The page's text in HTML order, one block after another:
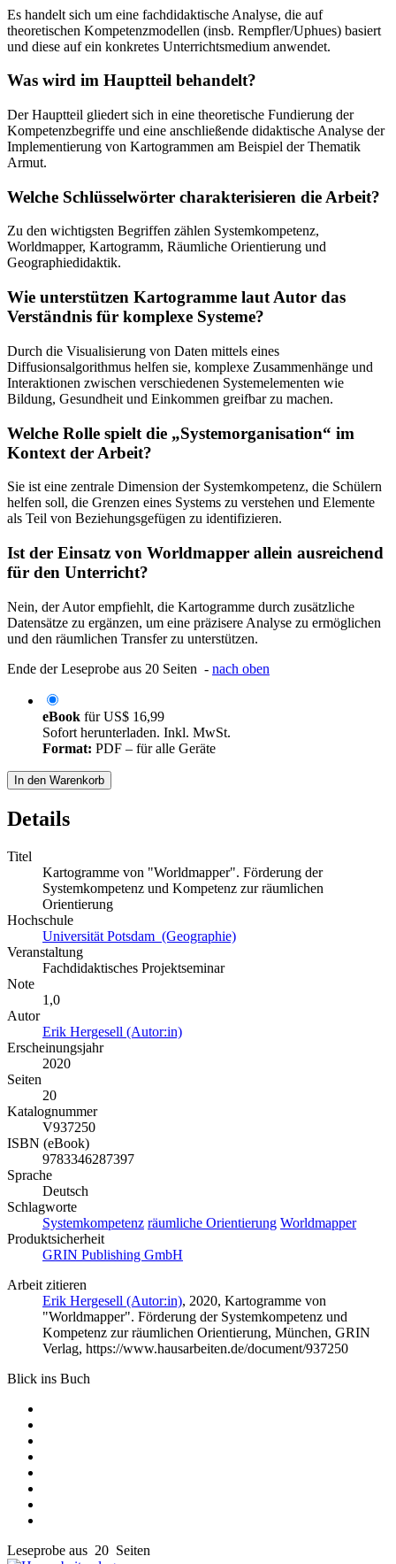
Es handelt sich um eine fachdidaktische Analyse, die auf
theoretischen Kompetenzmodellen (insb. Rempfler/Uphues) basiert
und diese auf ein konkretes Unterrichtsmedium anwendet.
Was wird im Hauptteil behandelt?
Der Hauptteil gliedert sich in eine theoretische Fundierung der
Kompetenzbegriffe und eine anschließende didaktische Analyse der
Implementierung von Kartogrammen am Beispiel der Thematik
Armut.
Welche Schlüsselwörter charakterisieren die Arbeit?
Zu den wichtigsten Begriffen zählen Systemkompetenz,
Worldmapper, Kartogramm, Räumliche Orientierung und
Geographiedidaktik.
Wie unterstützen Kartogramme laut Autor das
Verständnis für komplexe Systeme?
Durch die Visualisierung von Daten mittels eines
Diffusionsalgorithmus helfen sie, komplexe Zusammenhänge und
Interaktionen zwischen verschiedenen Systemelementen wie
Bildung, Gesundheit und Einkommen greifbar zu machen.
Welche Rolle spielt die „Systemorganisation“ im
Kontext der Arbeit?
Sie ist eine zentrale Dimension der Systemkompetenz, die Schülern
helfen soll, die Grenzen eines Systems zu verstehen und Elemente
als Teil von Beziehungsgefügen zu identifizieren.
Ist der Einsatz von Worldmapper allein ausreichend
für den Unterricht?
Nein, der Autor empfiehlt, die Kartogramme durch zusätzliche
Datensätze zu ergänzen, um eine präzisere Analyse zu ermöglichen
und den räumlichen Transfer zu unterstützen.
Ende der Leseprobe aus 20 Seiten - nach oben
eBook fürUS$ 16,99
Sofort herunterladen. Inkl. MwSt.
Format: PDF – für alle Geräte
In den Warenkorb
Details
Titel
Kartogramme von "Worldmapper". Förderung der
Systemkompetenz und Kompetenz zur räumlichen
Orientierung
Hochschule
Universität Potsdam (Geographie)
Veranstaltung
Fachdidaktisches Projektseminar
Note
1,0
Autor
Erik Hergesell (Autor:in)
Erscheinungsjahr
2020
Seiten
20
Katalognummer
V937250
ISBN (eBook)
9783346287397
Sprache
Deutsch
Schlagworte
Systemkompetenz räumliche Orientierung Worldmapper
Produktsicherheit
GRIN Publishing GmbH
Arbeit zitieren
Erik Hergesell (Autor:in), 2020, Kartogramme von
"Worldmapper". Förderung der Systemkompetenz und
Kompetenz zur räumlichen Orientierung, München, GRIN
Verlag, https://www.hausarbeiten.de/document/937250
Blick ins Buch
Leseprobe aus 20 Seiten